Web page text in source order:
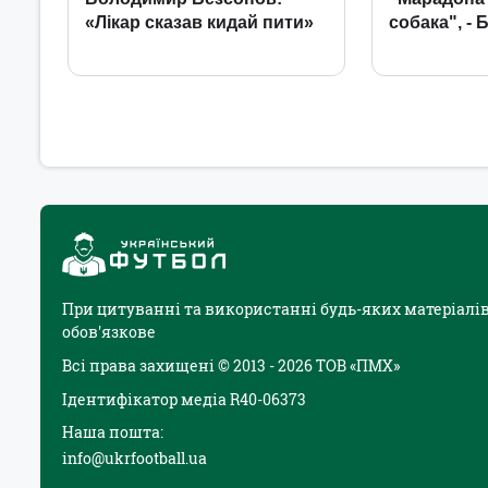
При цитуванні та використанні будь-яких
обов'язкове
Всі права захищені © 2013 - 2026 ТОВ «ПМХ»
Ідентифікатор медіа R40-06373
Наша пошта:
info@ukrfootball.ua